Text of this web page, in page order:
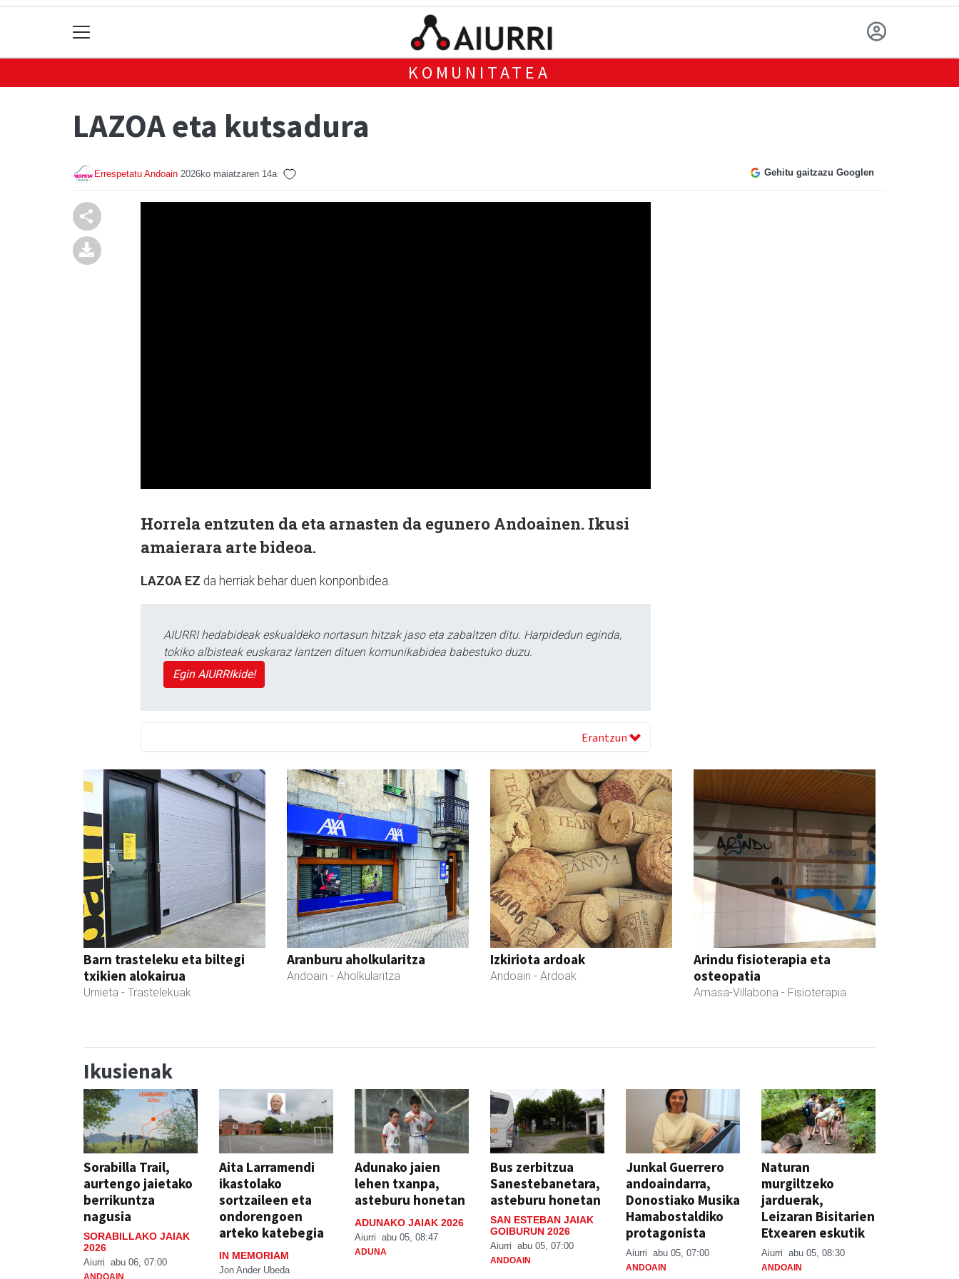
KOMUNITATEA
LAZOA eta kutsadura
Errespetatu Andoain 2026ko maiatzaren 14a Gehitu gaitzazu Googlen
Horrela entzuten da eta arnasten da egunero Andoainen. Ikusi
amaierara arte bideoa.
LAZOA EZ da herriak behar duen konponbidea.
AIURRI hedabideak eskualdeko nortasun hitzak jaso eta zabaltzen ditu. Harpidedun eginda,
tokiko albisteak euskaraz lantzen dituen komunikabidea babestuko duzu.
Egin AIURRIkide!
Erantzun
Barn trasteleku eta biltegi
txikien alokairua
Urnieta - Trastelekuak
Aranburu aholkularitza
Andoain - Aholkularitza
Izkiriota ardoak
Andoain - Ardoak
Arindu fisioterapia eta
osteopatia
Amasa-Villabona - Fisioterapia
Ikusienak
Sorabilla Trail,
aurtengo jaietako
berrikuntza
nagusia
SORABILLAKO JAIAK
2026
Aiurri abu 06, 07:00
Aita Larramendi
ikastolako
sortzaileen eta
ondorengoen
arteko katebegia
IN MEMORIAM
Jon Ander Ubeda
Adunako jaien
lehen txanpa,
asteburu honetan
ADUNAKO JAIAK 2026
Aiurri abu 05, 08:47
ADUNA
Bus zerbitzua
Sanestebanetara,
asteburu honetan
SAN ESTEBAN JAIAK
GOIBURUN 2026
Aiurri abu 05, 07:00
ANDOAIN
Junkal Guerrero
andoaindarra,
Donostiako Musika
Hamabostaldiko
protagonista
Aiurri abu 05, 07:00
ANDOAIN
Naturan
murgiltzeko
jarduerak,
Leizaran Bisitarien
Etxearen eskutik
Aiurri abu 05, 08:30
ANDOAIN